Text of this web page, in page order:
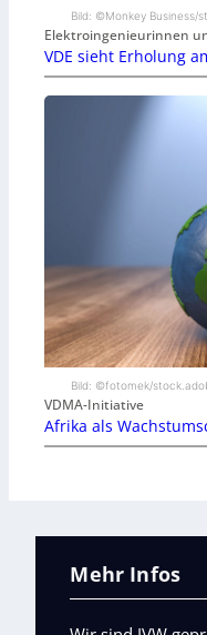
Bild: ©Monkey Business/
Elektroingenieurinnen
VDE sieht Erholung
Bild: ©fotomek/
VDMA-Initiative
Afrika als
Mehr Infos